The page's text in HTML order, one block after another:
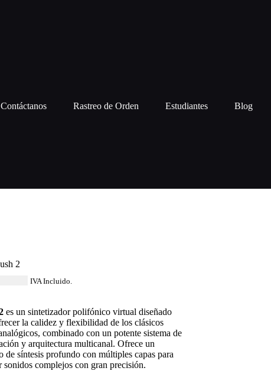
Contáctanos Rastreo de Orden Estudiantes Blog
2
IVA Incluido.
es un sintetizador polifónico virtual diseñado
la calidez y flexibilidad de los clásicos
combinado con un potente sistema de
y arquitectura multicanal. Ofrece un
de síntesis profundo con múltiples capas para
sonidos complejos con gran precisión.